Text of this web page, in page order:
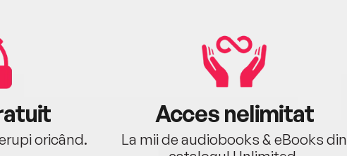
oricând.
Acces nelimitat
La mii de audiobooks & eBooks din